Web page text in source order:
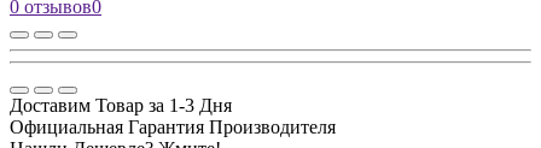
0 отзывов0
Доставим Товар за 1-3 Дня
Официальная Гарантия Производителя